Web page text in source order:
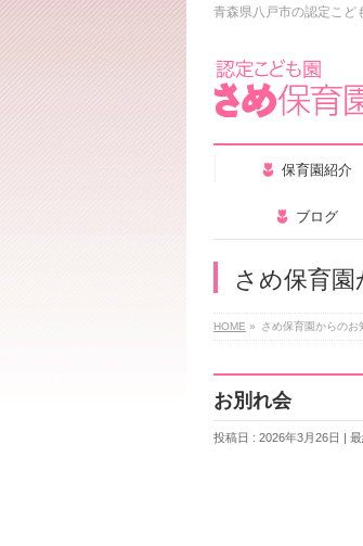
青森県八戸市の認定こど
保育園紹介
ブログ
さめ保育
HOME » さめ保育園からのお
お別れ会
投稿日 : 2026年3月26日